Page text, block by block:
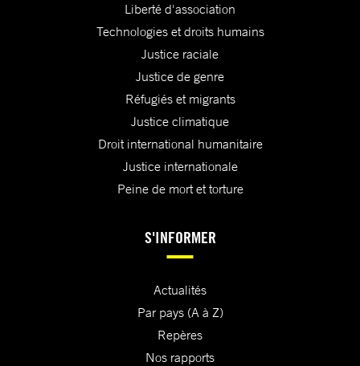
Liberté d'association
Technologies et droits humains
Justice raciale
Justice de genre
Réfugiés et migrants
Justice climatique
Droit international humanitaire
Justice internationale
Peine de mort et torture
S'INFORMER
Actualités
Par pays (A à Z)
Repères
Nos rapports